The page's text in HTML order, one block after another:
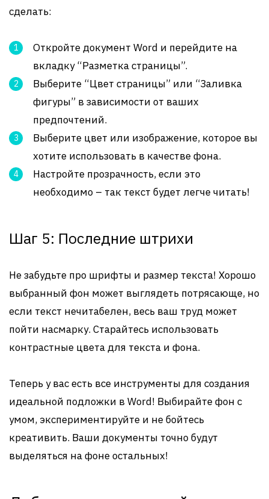
сделать:
Откройте документ Word и перейдите на
вкладку “Разметка страницы”.
Выберите “Цвет страницы” или “Заливка
фигуры” в зависимости от ваших
предпочтений.
Выберите цвет или изображение, которое вы
хотите использовать в качестве фона.
Настройте прозрачность, если это
необходимо – так текст будет легче читать!
Шаг 5: Последние штрихи
Не забудьте про шрифты и размер текста! Хорошо
выбранный фон может выглядеть потрясающе, но
если текст нечитабелен, весь ваш труд может
пойти насмарку. Старайтесь использовать
контрастные цвета для текста и фона.
Теперь у вас есть все инструменты для создания
идеальной подложки в Word! Выбирайте фон с
умом, экспериментируйте и не бойтесь
креативить. Ваши документы точно будут
выделяться на фоне остальных!